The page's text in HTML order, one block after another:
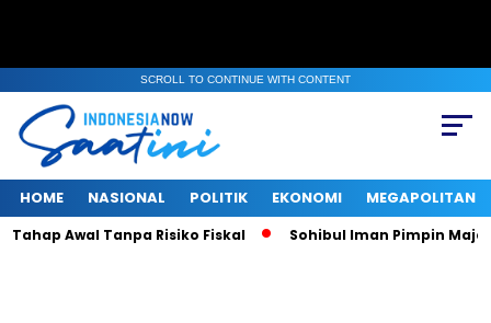
SCROLL TO CONTINUE WITH CONTENT
HOME NASIONAL POLITIK EKONOMI MEGAPOLITAN
Awal Tanpa Risiko Fiskal Sohibul Iman Pimpin